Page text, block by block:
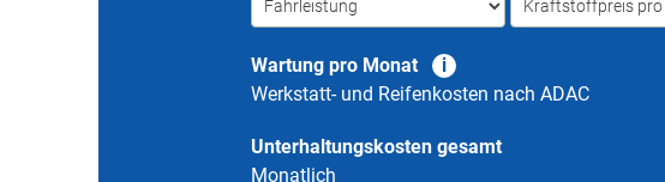
Wartung pro Monat
Werkstatt- und Reifenkosten nach ADAC
Unterhaltungskosten gesamt
Monatlich